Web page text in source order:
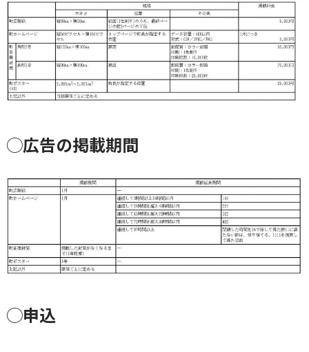
◯広告の掲載期間
◯申込